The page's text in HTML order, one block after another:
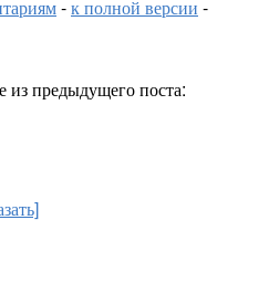
-к полной версии -
из предыдущего поста: